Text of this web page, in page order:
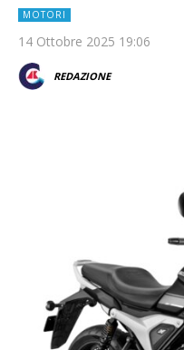
MOTORI
14 Ottobre 2025 19:06
REDAZIONE